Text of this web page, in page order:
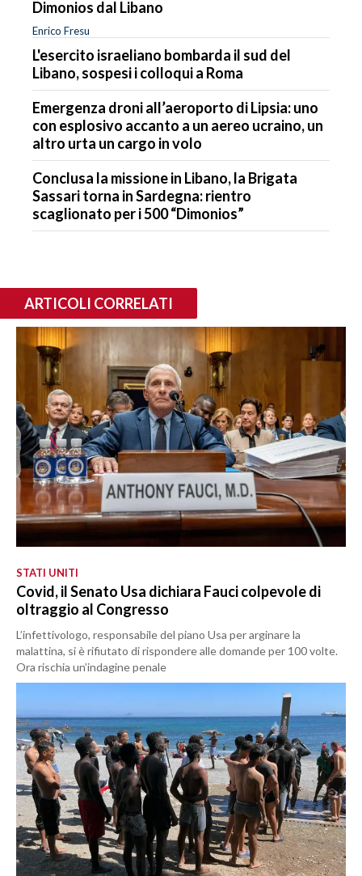
Dimonios dal Libano
Enrico Fresu
L'esercito israeliano bombarda il sud del
Libano, sospesi i colloqui a Roma
Emergenza droni all’aeroporto di Lipsia: uno
con esplosivo accanto a un aereo ucraino, un
altro urta un cargo in volo
Conclusa la missione in Libano, la Brigata
Sassari torna in Sardegna: rientro
scaglionato per i 500 “Dimonios”
ARTICOLI CORRELATI
STATI UNITI
Covid, il Senato Usa dichiara Fauci colpevole di
oltraggio al Congresso
L’infettivologo, responsabile del piano Usa per arginare la
malattina, si è rifiutato di rispondere alle domande per 100 volte.
Ora rischia un’indagine penale